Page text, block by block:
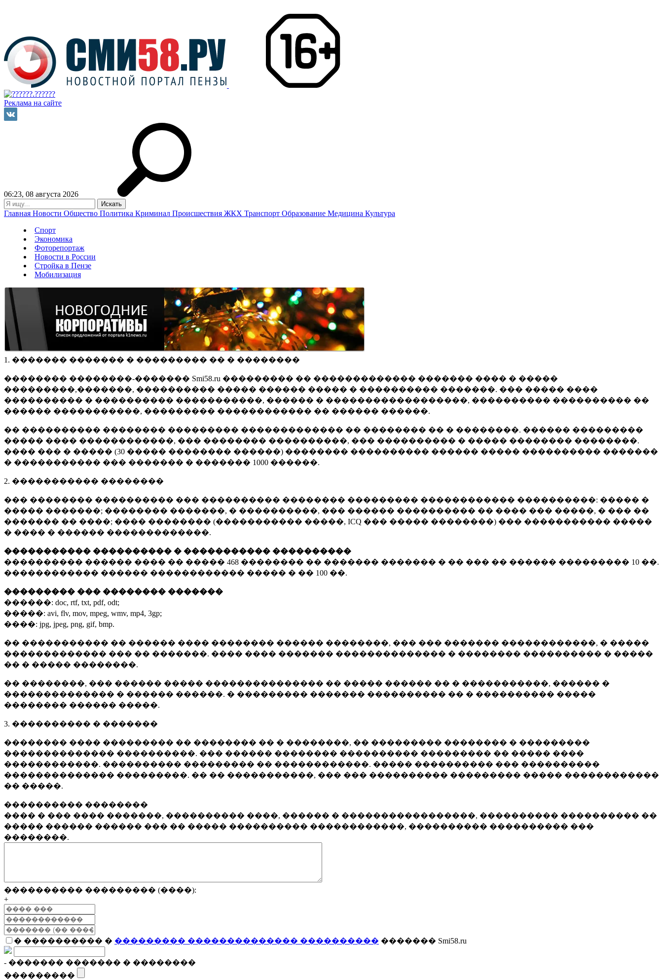
Реклама на сайте
06:23, 08 августа 2026
Главная Новости Общество Политика Криминал Происшествия ЖКХ Транспорт Образование Медицина Культура
Спорт
Экономика
Фоторепортаж
Новости в России
Стройка в Пензе
Мобилизация
1. ������� ������� � ��������� �� � ��������
�������� ��������-������� Smi58.ru ��������� �� ������������� ������� ���� � �����
���������,�������, ���������� ����� ������ ����� � ���������� �������. ��� ����� ����
���������� � ���������� �����������, ������ � ������������������, ���������� ���������� ��
������ �����������, ��������� ������������ �� ������ ������.
�� ���������� �������� ��������� ������������� �� �������� �� � ��������. ������ ���������
����� ���� ������������, ��� �������� ����������, ��� ���������� � ����� �������� ��������.
���� ��� � ����� (30 ����� �������� ������) �������� ���������� ������ ����� ���������� �������
� ����������� ��� ������� � ������� 1000 ������.
2. ����������� ��������
��� �������� ���������� ��� ���������� �������� ��������� ������������ ����������: ����� �
����� �������; �������� �������, � ����������, ��� ������ ���������� �� ���� ��� �����, � ��� ��
������� �� ����; ���� �������� (����������� �����, ICQ ��� ����� ��������) ��� ����������� �����
� ���� � ������ �������������.
����������� ���������� � ����������� ����������
���������� ������ ���� �� ����� 468 �������� �� ������� ������� � �� ��� �� ������ ��������� 10 ��.
������������ ������ ������������ ����� � �� 100 ��.
��������� ��� �������� �������
������: doc, rtf, txt, pdf, odt;
�����: avi, flv, mov, mpeg, wmv, mp4, 3gp;
����: jpg, jpeg, png, gif, bmp.
�� ����������� �� ������ ���� �������� ������ ��������, ��� ��� ������� ������������, � �����
������������� ��� �� �������. ���� ���� ������� �������������� � �������� ���������� � �����
�� � ����� ��������.
�� ��������, ��� ������ ����� ��������������� �� ����� ������ �� � �����������, ������ �
�������������� � ������ ������. � ��������� ������� ���������� �� � ���������� �����
�������� ������ �����.
3. ���������� � �������
�������� ���� ��������� �� �������� �� � ��������, �� ��������� �������� � ���������
�������������� ����������. ��� ������ �������� ���������� ��������� �� ����� ����
������������. ���������� ��������� �� ������������. ����� ���������� ��� ����������
�������������� ���������. �� �� �����������, ��� ��� ���������� ��������� ����� ������������
�� �����.
���������� ��������
���� � ��� ���� �������, ���������� ����, ������ � �����������������, ���������� ���������� ��
����� ������ ������ ��� �� ����� ���������� ������������, ���������� ���������� ���
��������.
���������� ��������� (����):
+
� ���������� � ��������� �������������� ���������� ������� Smi58.ru
- ������� ������� � ��������
���������